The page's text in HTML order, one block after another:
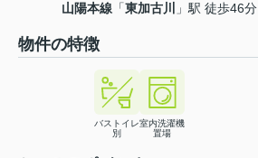
山陽本線 「東加古川 」駅 徒歩46分
物件の特徴
バストイレ
別
室内洗濯機
置場